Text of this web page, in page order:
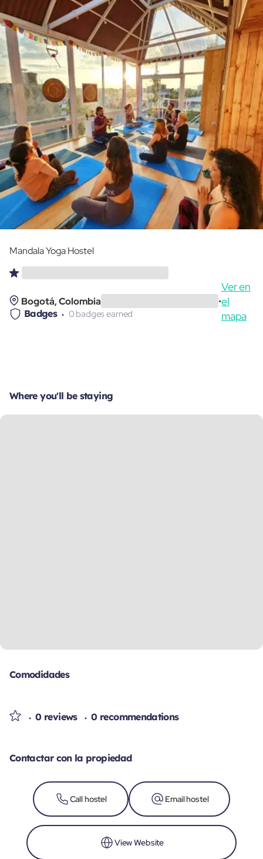
Mandala Yoga Hostel
Bogotá, Colombia •
Ver en
el
mapa
Badges 0 badges earned
Where you'll be staying
Comodidades
0 reviews 0 recommendations
Contactar con la propiedad
Call hostel Email hostel
View Website